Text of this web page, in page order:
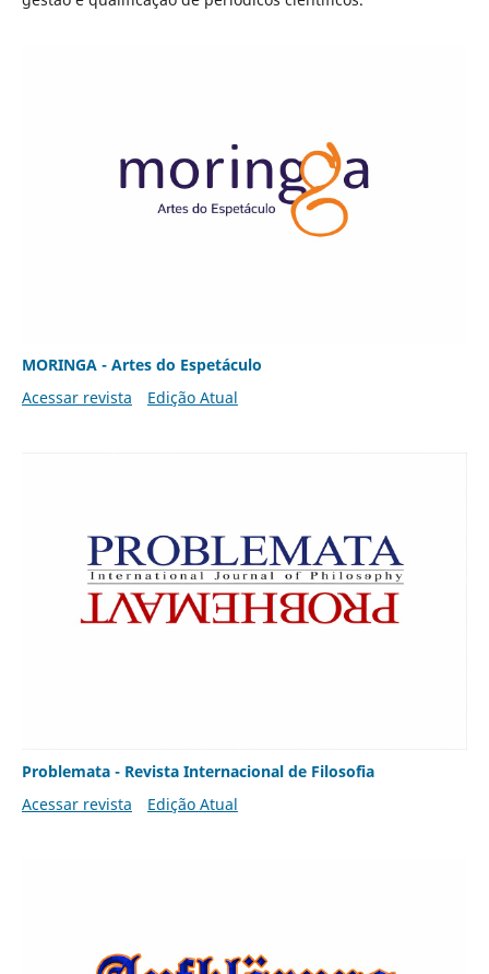
MORINGA - Artes do Espetáculo
Acessar revista
Edição Atual
Problemata - Revista Internacional de Filosofia
Acessar revista
Edição Atual